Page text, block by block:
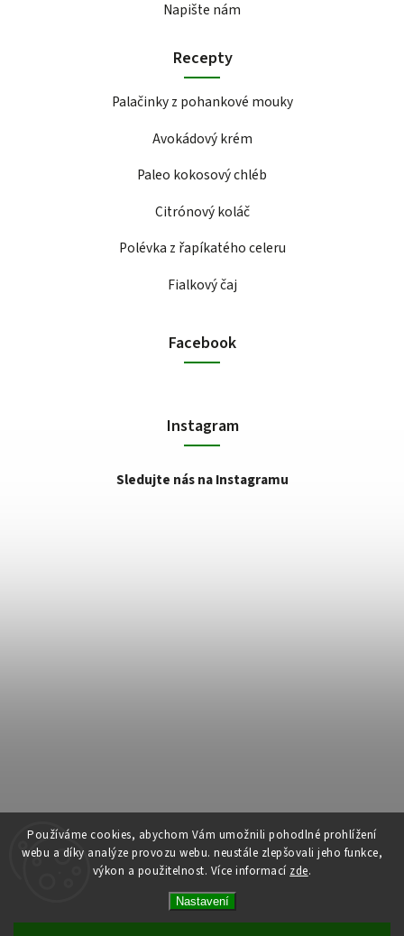
Používáme cookies, abychom Vám umožnili pohodlné prohlížení
webu a díky analýze provozu webu. neustále zlepšovali jeho funkce,
výkon a použitelnost. Více informací zde.
Nastavení
Napište nám
Recepty
Palačinky z pohankové mouky
Avokádový krém
Paleo kokosový chléb
Citrónový koláč
Polévka z řapíkatého celeru
Fialkový čaj
Facebook
Instagram
Sledujte nás na Instagramu
Dům dlouhověkosti
Upravit nastavení cookies